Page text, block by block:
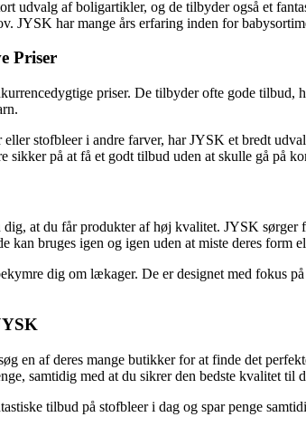
udvalg af boligartikler, og de tilbyder også et
JYSK har mange års erfaring inden for
Priser
priser. De tilbyder ofte gode tilbud,
stofbleer i andre farver, har JYSK et bredt
på at få et godt tilbud uden at skulle gå på
at du får produkter af høj kvalitet. JYSK sørger
kan bruges igen og igen uden at miste deres form
dig om lækager. De er designet med fokus
en af deres mange butikker for at finde det
samtidig med at du sikrer den bedste kvalitet til
tilbud på stofbleer i dag og spar penge